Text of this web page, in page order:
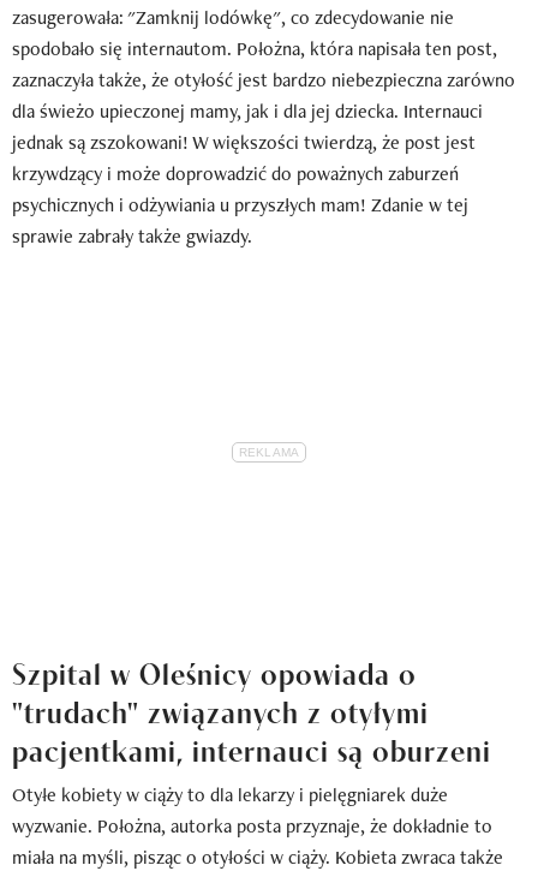
zasugerowała: "Zamknij lodówkę", co zdecydowanie nie
spodobało się internautom. Położna, która napisała ten post,
zaznaczyła także, że otyłość jest bardzo niebezpieczna zarówno
dla świeżo upieczonej mamy, jak i dla jej dziecka. Internauci
jednak są zszokowani! W większości twierdzą, że post jest
krzywdzący i może doprowadzić do poważnych zaburzeń
psychicznych i odżywiania u przyszłych mam! Zdanie w tej
sprawie zabrały także gwiazdy.
Szpital w Oleśnicy opowiada o
"trudach" związanych z otyłymi
pacjentkami, internauci są oburzeni
Otyłe kobiety w ciąży to dla lekarzy i pielęgniarek duże
wyzwanie. Położna, autorka posta przyznaje, że dokładnie to
miała na myśli, pisząc o otyłości w ciąży. Kobieta zwraca także